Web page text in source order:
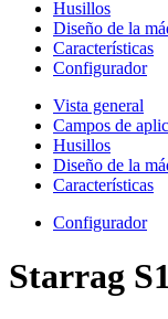
Husillos
Diseño de la
Características
Configurador
Vista general
Campos de
Husillos
Diseño de la
Características
Configurador
Starrag